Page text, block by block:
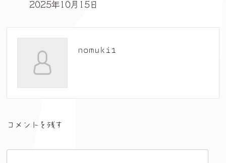
2025年10月15日
nomuki1
コメントを残す